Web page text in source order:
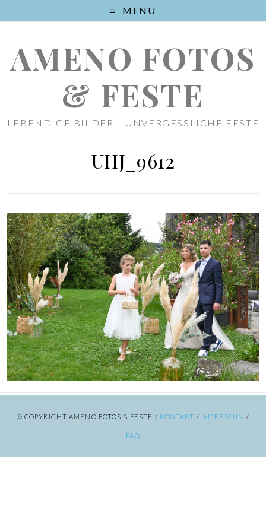
MENU
AMENO FOTOS
& FESTE
LEBENDIGE BILDER – UNVERGESSLICHE FESTE
UHJ_9612
@ COPYRIGHT AMENO FOTOS & FESTE / KONTAKT / IMPRESSUM /
FAQ